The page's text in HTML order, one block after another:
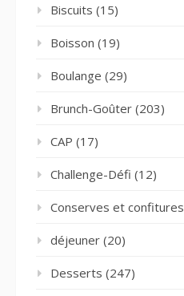
Biscuits (15)
Boisson (19)
Boulange (29)
Brunch-Goûter (203)
CAP (17)
Challenge-Défi (12)
Conserves et confitures
déjeuner (20)
Desserts (247)